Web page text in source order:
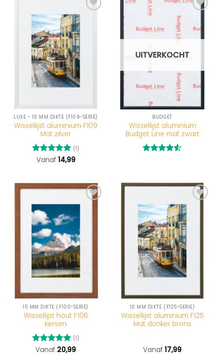
LUXE - 10 MM DIKTE (F109-SERIE)
Wissellijst aluminium F109
Mat zilver
Gewaardeerd
(1)
Vanaf 14,99
UITVERKOCHT
BUDGET
Wissellijst aluminium
Budget Line mat zwart
15 MM DIKTE (F100-SERIE)
Wissellijst hout F106
kersen
Gewaardeerd
(1)
Vanaf 20,99
10 MM DIKTE (F125-SERIE)
Wissellijst aluminium F125
Mat donker brons
Vanaf 17,99